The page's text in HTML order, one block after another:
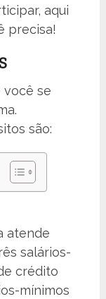
aqui
precisa!
você se
são:
atende
salários-
crédito
mínimos